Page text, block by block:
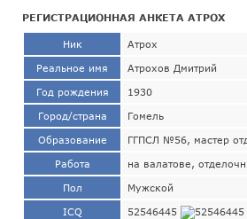
РЕГИСТРАЦИОННАЯ АНКЕТА АТРОХ
Ник Атрох
Реальное имя Атрохов Дмитрий
Год рождения 1930
Город/страна Гомель
Образование ГГПСЛ №56, мастер
Работа на валатове,
Пол Мужской
ICQ
52546445